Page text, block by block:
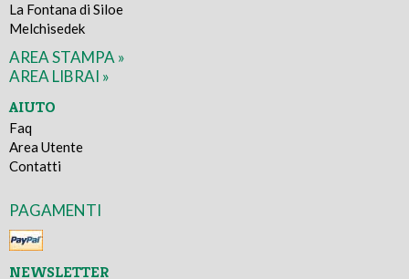
La Fontana di Siloe
Melchisedek
AREA STAMPA »
AREA LIBRAI »
AIUTO
Faq
Area Utente
Contatti
PAGAMENTI
NEWSLETTER